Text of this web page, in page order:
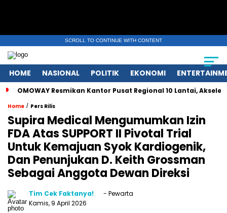
SCROLL TO CONTINUE WITH CONTENT
HOME NASIONAL POLITIK EKONOMI
OMOWAY Resmikan Kantor Pusat Regional 10 Lantai,
Home / Pers Rilis
Supira Medical Mengumumkan Izin
FDA Atas SUPPORT II Pivotal Trial
Untuk Kemajuan Syok Kardiogenik,
Dan Penunjukan D. Keith Grossman
Sebagai Anggota Dewan Direksi
Tim Cek Faktanya!
- Pewarta
Kamis, 9 April 2026